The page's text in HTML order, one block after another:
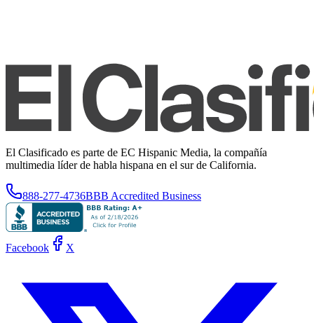
El Clasificado es parte de EC Hispanic Media, la compañía
multimedia líder de habla hispana en el sur de California.
888-277-4736BBB Accredited Business
Facebook X